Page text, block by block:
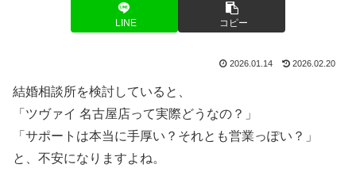
LINE コピー
2026.01.14 2026.02.20
結婚相談所を検討していると、
「ツヴァイ 名古屋店って実際どうなの？」
「サポートは本当に手厚い？それとも営業っぽい？」
と、不安になりますよね。